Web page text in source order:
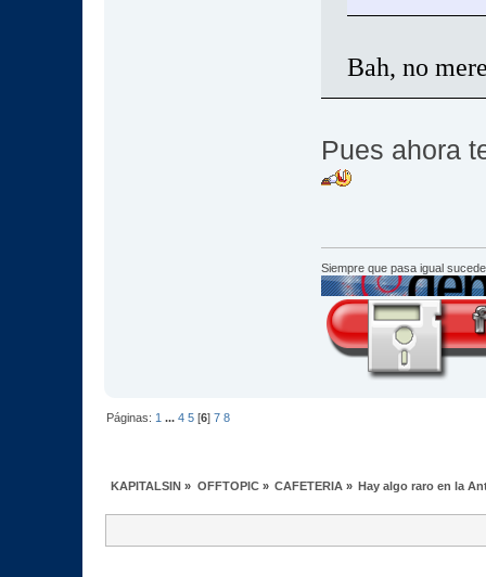
Bah, no
Pues ahora
Siempre que pasa igual
Páginas: 1 ...4 5 [6]7 8
KAPITALSIN » OFFTOPIC» CAFETERIA» Hay algo raro en la